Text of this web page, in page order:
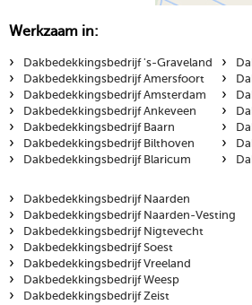
Werkzaam in:
›
Dakbedekkingsbedrijf 's-Graveland
› Dakbedekkingsbedrijf Amersfoort
› Dakbedekkingsbedrijf Amsterdam
› Dakbedekkingsbedrijf Ankeveen
› Dakbedekkingsbedrijf Baarn
› Dakbedekkingsbedrijf Bilthoven
› Dakbedekkingsbedrijf Blaricum
›
›
›
›
›
›
›
› Dakbedekkingsbedrijf Naarden
› Dakbedekkingsbedrijf Naarden-Vesting
› Dakbedekkingsbedrijf Nigtevecht
› Dakbedekkingsbedrijf Soest
› Dakbedekkingsbedrijf Vreeland
› Dakbedekkingsbedrijf Weesp
› Dakbedekkingsbedrijf Zeist